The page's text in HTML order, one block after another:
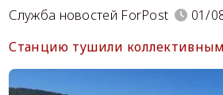
Служба новостей ForPost
01/
Станцию тушили